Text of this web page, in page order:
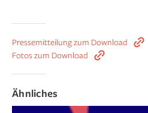
Pressemitteilung zum Download
Fotos zum Download
Ähnliches